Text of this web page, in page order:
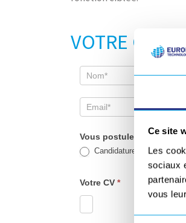
Ce site
Les
sociaux
vous
VOTRE
Vous postulez pour*
Candidature spontanée
Votre CV *